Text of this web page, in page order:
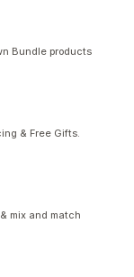
Bundle products
& Free Gifts.
mix and match